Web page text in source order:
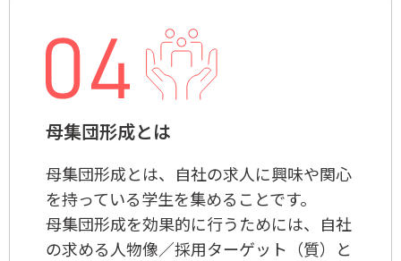
母集団形成とは
母集団形成とは、自社の求人に興味や関心
を持っている学生を集めることです。
母集団形成を効果的に行うためには、自社
の求める人物像／採用ターゲット（質）と